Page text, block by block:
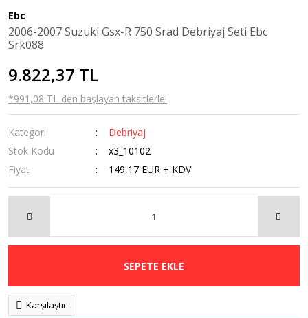
Ebc
2006-2007 Suzuki Gsx-R 750 Srad Debriyaj Seti Ebc
Srk088
9.822,37 TL
*991,08 TL den başlayan taksitlerle!
Kategori
Debriyaj
Stok Kodu
x3_10102
Fiyat
149,17 EUR + KDV
SEPETE EKLE
Karşılaştır